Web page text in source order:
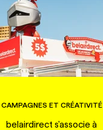
CAMPAGNES ET CRÉATIVITÉ
belairdirect s'associe à